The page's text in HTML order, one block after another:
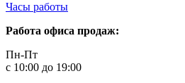
Часы работы
Работа офиса продаж:
Пн-Пт
с 10:00 до 19:00